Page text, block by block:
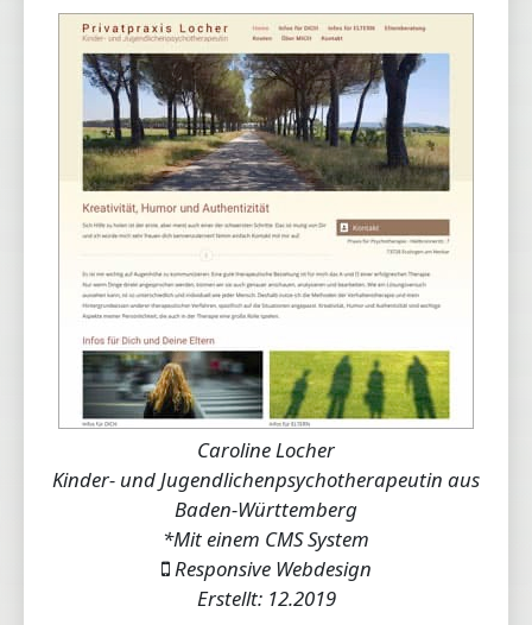
Caroline Locher
Kinder- und Jugendlichenpsychotherapeutin aus
Baden-Württemberg
*Mit einem CMS System
Responsive Webdesign
Erstellt: 12.2019